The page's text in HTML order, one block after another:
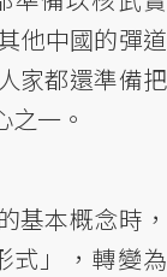
他中國的彈道
家都還準備把
一。
基本概念時，
式」，轉變為